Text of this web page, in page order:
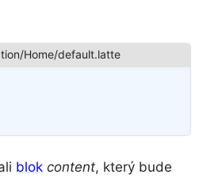
blok content, který bude